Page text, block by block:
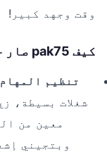
وقت وجهد كبير!
كيف pak75 صار جزء لا يتجزأ من يومي؟
تنظيم
شغلات بسيطة،
وبتجيني